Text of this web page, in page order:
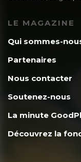
LE MAGAZINE
Qui sommes-
Partenaires
Nous contacter
Soutenez-nous
La minute
Découvrez la